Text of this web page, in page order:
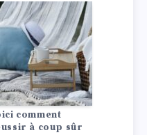
entre
Cayenne
et le Porsche
comment
à coup sûr